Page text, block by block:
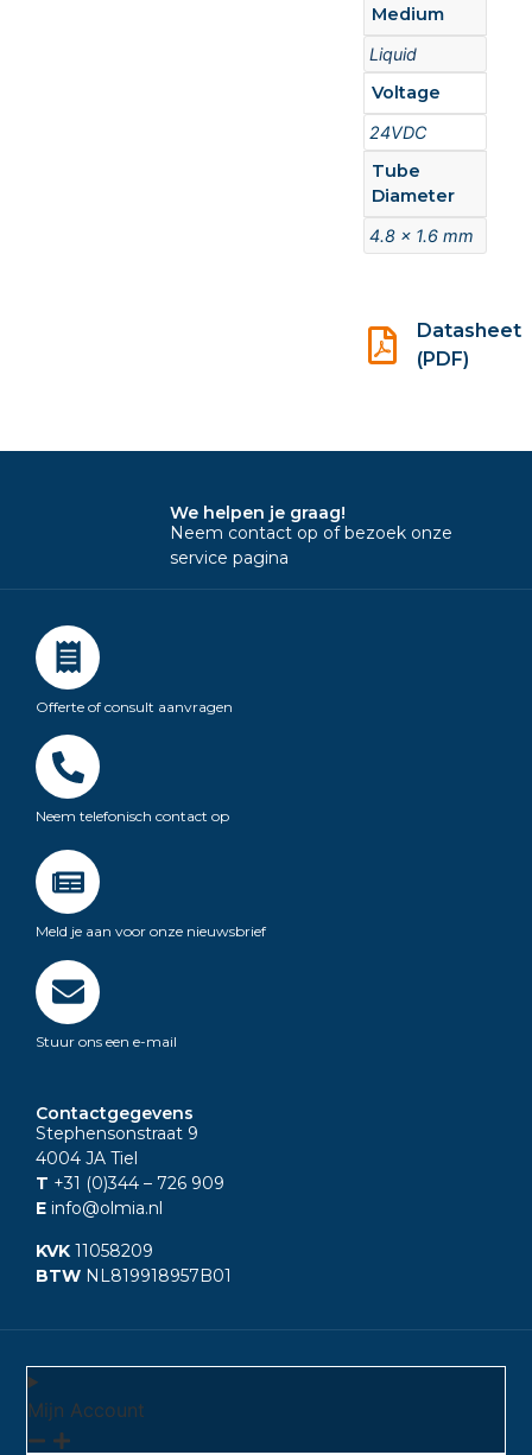
Medium
Liquid
Voltage
24VDC
Tube
Diameter
4.8 x 1.6 mm
Datasheet
(PDF)
We helpen je graag!
Neem contact op of bezoek onze
service pagina
Offerte of consult aanvragen
Neem telefonisch contact op
Meld je aan voor onze nieuwsbrief
Stuur ons een e-mail
Contactgegevens
Stephensonstraat 9
4004 JA Tiel
T +31 (0)344 – 726 909
E info@olmia.nl
KVK 11058209
BTW NL819918957B01
Mijn Account